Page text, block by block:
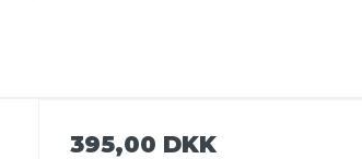
395,00 DKK